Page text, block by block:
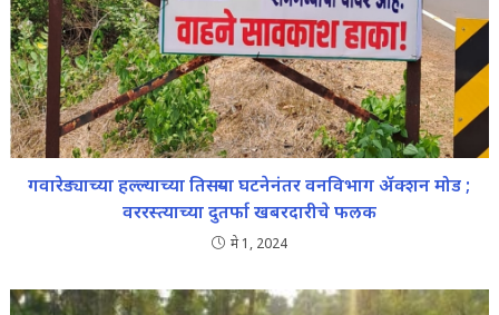
गवारेड्याच्या हल्ल्याच्या तिसऱ्या घटनेनंतर वनविभाग ॲक्शन मोड ;
वररस्त्याच्या दुतर्फा खबरदारीचे फलक
मे 1, 2024